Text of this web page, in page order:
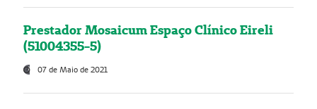
Prestador Mosaicum Espaço Clínico Eireli
(51004355-5)
07 de Maio de 2021